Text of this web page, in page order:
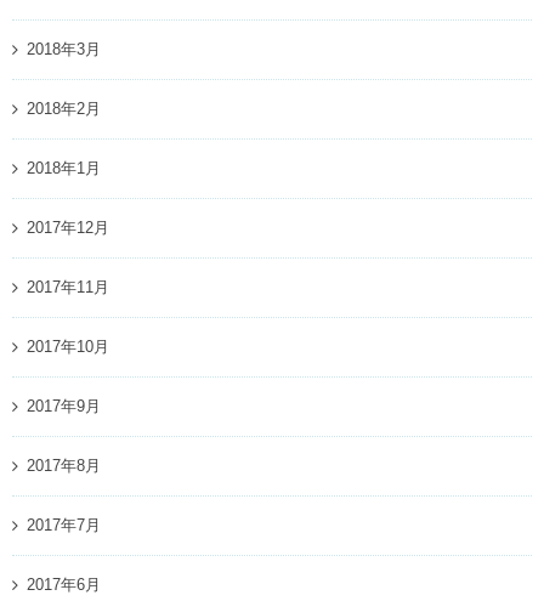
2018年3月
2018年2月
2018年1月
2017年12月
2017年11月
2017年10月
2017年9月
2017年8月
2017年7月
2017年6月